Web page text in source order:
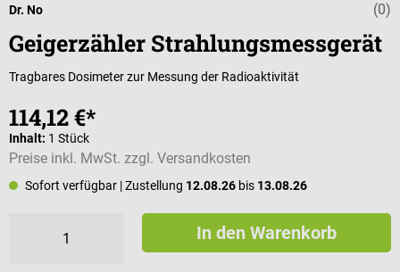
(0)
Dr. No
Geigerzähler Strahlungsmessgerät
Tragbares Dosimeter zur Messung der Radioaktivität
114,12 €*
Inhalt: 1 Stück
Preise inkl. MwSt. zzgl. Versandkosten
Sofort verfügbar | Zustellung 12.08.26 bis 13.08.26
In den Warenkorb